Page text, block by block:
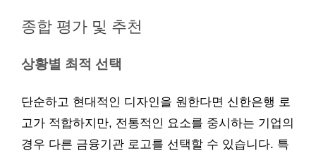
종합 평가 및 추천
상황별 최적 선택
단순하고 현대적인 디자인을 원한다면 신한은행 로
고가 적합하지만, 전통적인 요소를 중시하는 기업의
경우 다른 금융기관 로고를 선택할 수 있습니다. 특